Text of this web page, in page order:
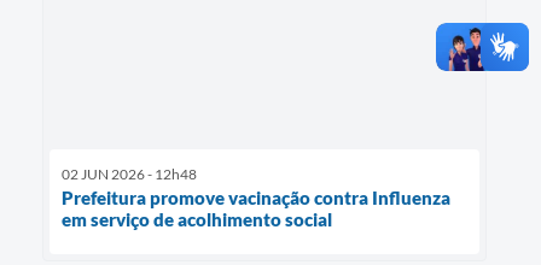
02 JUN 2026 - 12h48
Prefeitura promove vacinação contra Influenza
em serviço de acolhimento social